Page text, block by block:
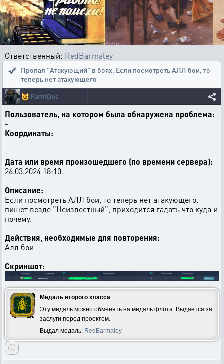
Ответственный: RedBarmaley
Пропал "Атакующий" в боях, Если посмотреть АЛЛ бои, то
теперь нет атакующего
😺FarmDoc
Пользователь, на котором была обнаружена проблема:
-
Координаты:
-
Дата или время произошедшего (по времени сервера):
26.03.2024 18:10
Описание:
Если посмотреть АЛЛ бои, то теперь нет атакующего,
пишет везде "Неизвестный", приходится гадать что куда и
почему.
Действия, необходимые для повторения:
Алл бои
Скриншот:
Медаль второго класса
Эту медаль можно обменять на медаль флота. Выдается за
заслуги перед проектом.
Выдал медаль: RedBarmaley